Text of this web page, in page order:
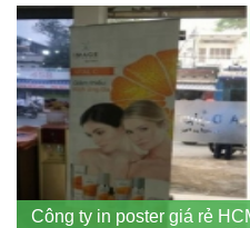
Công ty in poster giá rẻ